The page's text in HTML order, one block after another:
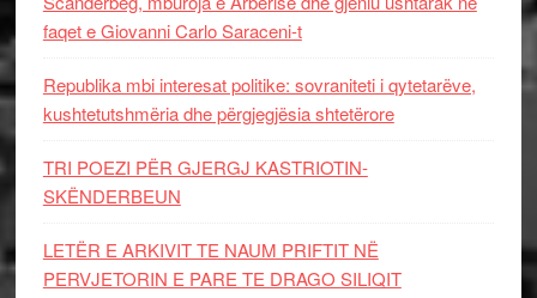
faqet e Giovanni Carlo Saraceni-t
Republika mbi interesat politike: sovraniteti i qytetarëve,
kushtetutshmëria dhe përgjegjësia shtetërore
TRI POEZI PËR GJERGJ KASTRIOTIN-
SKËNDERBEUN
LETËR E ARKIVIT TE NAUM PRIFTIT NË
PERVJETORIN E PARE TE DRAGO SILIQIT